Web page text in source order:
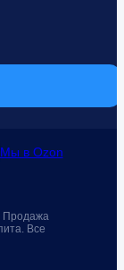
Мы в Ozon
Продажа
Все